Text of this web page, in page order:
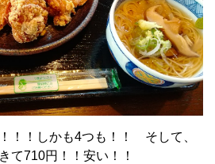
！！しかも4つも！！ そして、
て710円！！安い！！